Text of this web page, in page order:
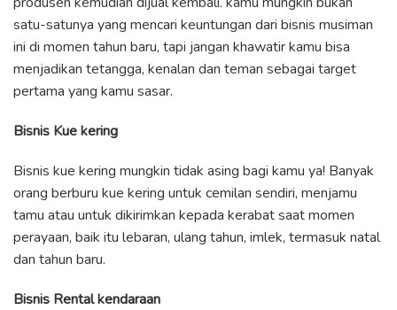
satu-satunya yang mencari keuntungan dari bisnis musiman
ini di momen tahun baru, tapi jangan khawatir kamu bisa
menjadikan tetangga, kenalan dan teman sebagai target
pertama yang kamu sasar.
Bisnis Kue kering
Bisnis kue kering mungkin tidak asing bagi kamu ya! Banyak
orang berburu kue kering untuk cemilan sendiri, menjamu
tamu atau untuk dikirimkan kepada kerabat saat momen
perayaan, baik itu lebaran, ulang tahun, imlek, termasuk natal
dan tahun baru.
Bisnis Rental kendaraan